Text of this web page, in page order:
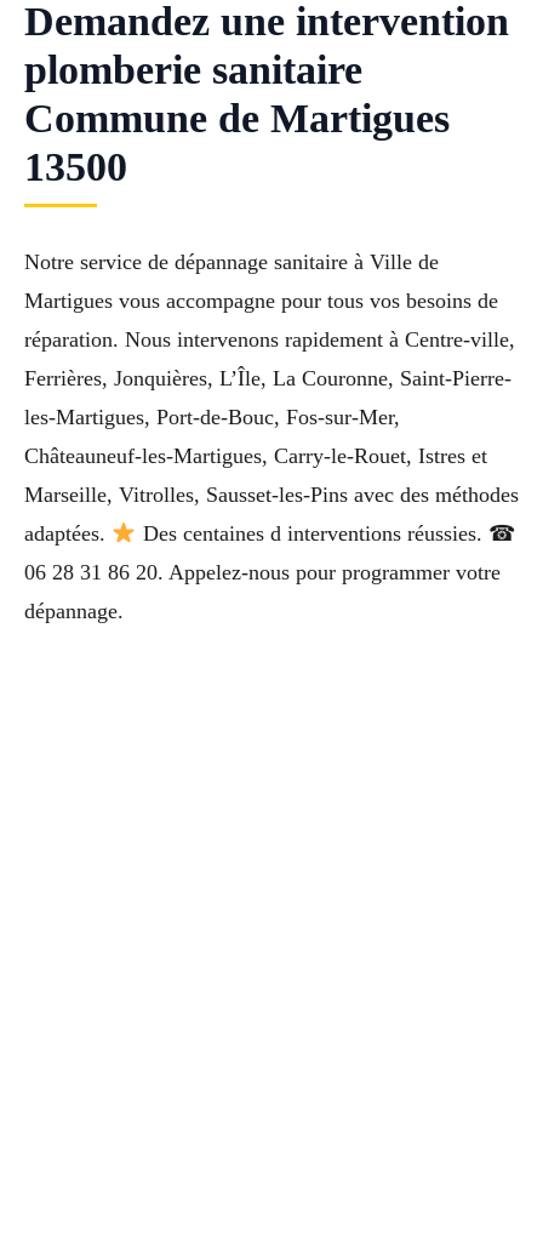
Demandez une intervention
plomberie sanitaire
Commune de Martigues
13500
Notre service de dépannage sanitaire à Ville de
Martigues vous accompagne pour tous vos besoins de
réparation. Nous intervenons rapidement à Centre-ville,
Ferrières, Jonquières, L’Île, La Couronne, Saint-Pierre-
les-Martigues, Port-de-Bouc, Fos-sur-Mer,
Châteauneuf-les-Martigues, Carry-le-Rouet, Istres et
Marseille, Vitrolles, Sausset-les-Pins avec des méthodes
adaptées.
Des centaines d interventions réussies. ☎
06 28 31 86 20. Appelez-nous pour programmer votre
dépannage.